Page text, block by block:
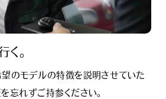
く。
望のモデルの特徴を説明させていた
忘れずご持参ください。